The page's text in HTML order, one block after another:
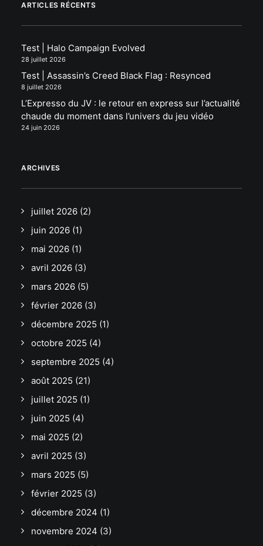
ARTICLES RÉCENTS
Test | Halo Campaign Evolved
28 juillet 2026
Test | Assassin’s Creed Black Flag : Resynced
8 juillet 2026
L’Expresso du JV : le retour en express sur l’actualité
chaude du moment dans l’univers du jeu vidéo
24 juin 2026
ARCHIVES
juillet 2026 (2)
juin 2026 (1)
mai 2026 (1)
avril 2026 (3)
mars 2026 (5)
février 2026 (3)
décembre 2025 (1)
octobre 2025 (4)
septembre 2025 (4)
août 2025 (21)
juillet 2025 (1)
juin 2025 (4)
mai 2025 (2)
avril 2025 (3)
mars 2025 (5)
février 2025 (3)
décembre 2024 (1)
novembre 2024 (3)